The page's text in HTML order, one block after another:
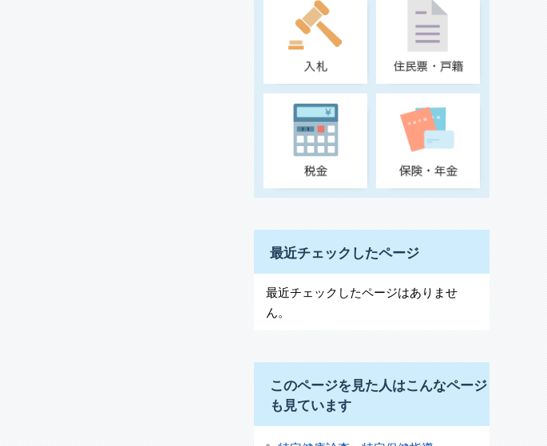
最近チェックしたページ
最近チェックしたページはありませ
ん。
このページを見た人はこんなページ
も見ています